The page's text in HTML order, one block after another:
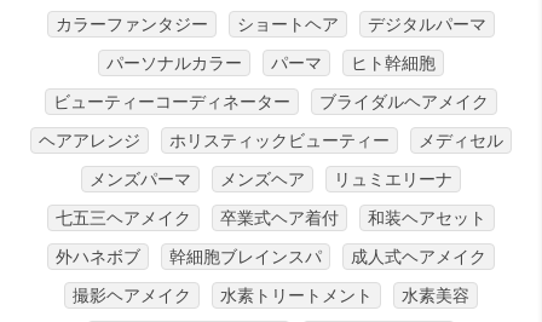
カラーファンタジー
ショートヘア
デジタルパーマ
パーソナルカラー
パーマ
ヒト幹細胞
ビューティーコーディネーター
ブライダルヘアメイク
ヘアアレンジ
ホリスティックビューティー
メディセル
メンズパーマ
メンズヘア
リュミエリーナ
七五三ヘアメイク
卒業式ヘア着付
和装ヘアセット
外ハネボブ
幹細胞ブレインスパ
成人式ヘアメイク
撮影ヘアメイク
水素トリートメント
水素美容